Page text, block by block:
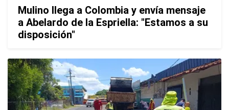
Mulino llega a Colombia y envía mensaje
a Abelardo de la Espriella: "Estamos a su
disposición"